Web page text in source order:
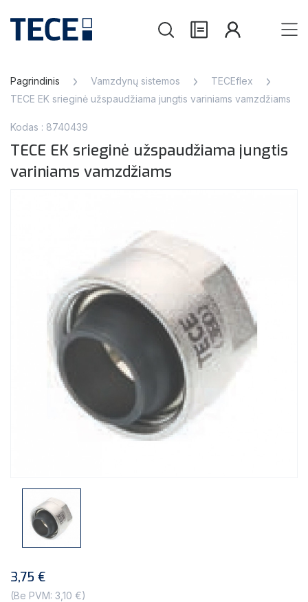
Pagrindinis Vamzdynų sistemos
TECEflex
TECE EK srieginė užspaudžiama jungtis variniams vamzdžiams
Kodas : 8740439
TECE EK srieginė užspaudžiama jungtis
variniams vamzdžiams
3,75 €
(Be PVM: 3,10 €)